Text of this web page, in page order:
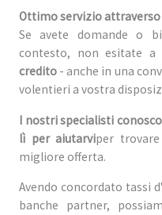
Ottimo servizio
Se avete domande o
contesto, non esitate a
credito- anche in una
volentieri a vostra
I nostri specialisti
lì per aiutarviper
migliore offerta.
Avendo concordato tassi
banche partner,